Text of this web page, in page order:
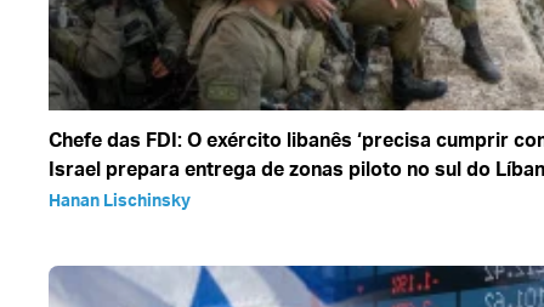
Chefe das FDI: O exército libanês ‘precisa cumprir
Israel prepara entrega de zonas piloto no sul do
Hanan Lischinsky